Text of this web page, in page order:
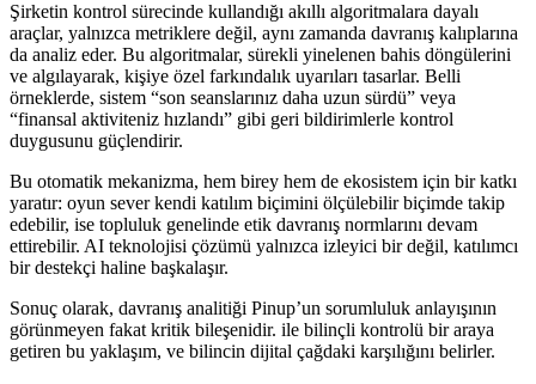
Şirketin kontrol sürecinde kullandığı akıllı algoritmalara dayalı
araçlar, yalnızca metriklere değil, aynı zamanda davranış kalıplarına
da analiz eder. Bu algoritmalar, sürekli yinelenen bahis döngülerini
ve algılayarak, kişiye özel farkındalık uyarıları tasarlar. Belli
örneklerde, sistem “son seanslarınız daha uzun sürdü” veya
“finansal aktiviteniz hızlandı” gibi geri bildirimlerle kontrol
duygusunu güçlendirir.
Bu otomatik mekanizma, hem birey hem de ekosistem için bir katkı
yaratır: oyun sever kendi katılım biçimini ölçülebilir biçimde takip
edebilir, ise topluluk genelinde etik davranış normlarını devam
ettirebilir. AI teknolojisi çözümü yalnızca izleyici bir değil, katılımcı
bir destekçi haline başkalaşır.
Sonuç olarak, davranış analitiği Pinup’un sorumluluk anlayışının
görünmeyen fakat kritik bileşenidir. ile bilinçli kontrolü bir araya
getiren bu yaklaşım, ve bilincin dijital çağdaki karşılığını belirler.